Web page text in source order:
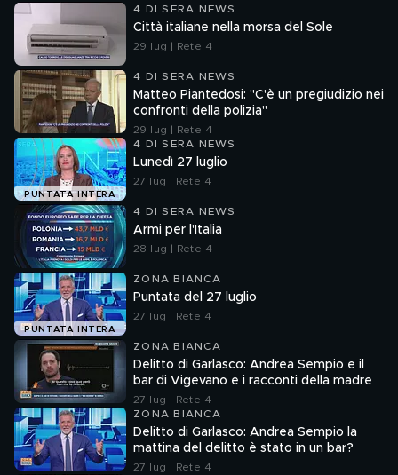
4 DI SERA NEWS
Città italiane nella morsa del Sole
29 lug | Rete 4
4 DI SERA NEWS
Matteo Piantedosi: "C'è un pregiudizio nei
confronti della polizia"
29 lug | Rete 4
PUNTATA INTERA
4 DI SERA NEWS
Lunedì 27 luglio
27 lug | Rete 4
4 DI SERA NEWS
Armi per l'Italia
28 lug | Rete 4
PUNTATA INTERA
ZONA BIANCA
Puntata del 27 luglio
27 lug | Rete 4
ZONA BIANCA
Delitto di Garlasco: Andrea Sempio e il
bar di Vigevano e i racconti della madre
27 lug | Rete 4
ZONA BIANCA
Delitto di Garlasco: Andrea Sempio la
mattina del delitto è stato in un bar?
27 lug | Rete 4